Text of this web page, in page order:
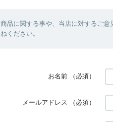
商品に関する事や、当店に対するご
ねください。
お名前 （必須）
メールアドレス （必須）